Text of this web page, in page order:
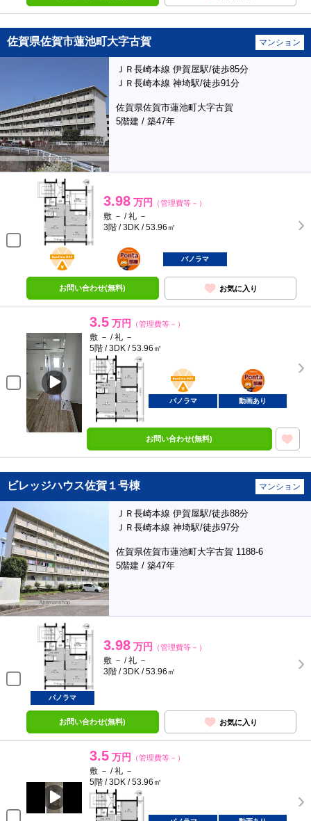
佐賀県佐賀市蓮池町大字古賀 マンション
ＪＲ長崎本線 伊賀屋駅/徒歩85分
ＪＲ長崎本線 神埼駅/徒歩91分
佐賀県佐賀市蓮池町大字古賀
5階建 / 築47年
3.98 万円 （管理費等－）
敷 － / 礼 －
3階 / 3DK / 53.96㎡
BunChinPAY
ポンタ
部屋
パノラマ
お問い合わせ(無料) お気に入り
3.5 万円 （管理費等－）
敷 － / 礼 －
5階 / 3DK / 53.96㎡
BunChinPAY
ポンタ
部屋
パノラマ 動画あり
お問い合わせ(無料)
ビレッジハウス佐賀１号棟 マンション
ＪＲ長崎本線 伊賀屋駅/徒歩88分
ＪＲ長崎本線 神埼駅/徒歩97分
佐賀県佐賀市蓮池町大字古賀 1188-6
5階建 / 築47年
3.98 万円 （管理費等－）
敷 － / 礼 －
3階 / 3DK / 53.96㎡
パノラマ
お問い合わせ(無料) お気に入り
3.5 万円 （管理費等－）
敷 － / 礼 －
5階 / 3DK / 53.96㎡